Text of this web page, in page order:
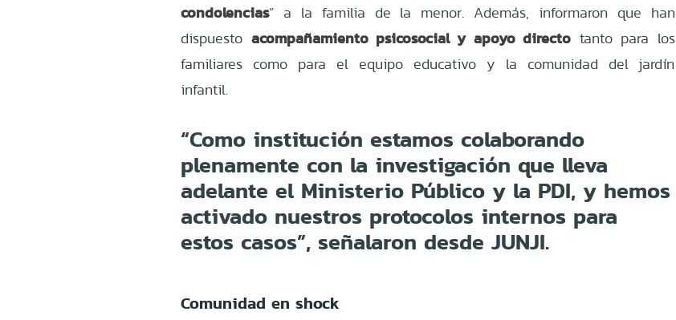
condolencias” a la familia de la menor. Además, informaron que han
dispuesto acompañamiento psicosocial y apoyo directo tanto para los
familiares como para el equipo educativo y la comunidad del jardín
infantil.
“Como institución estamos colaborando
plenamente con la investigación que lleva
adelante el Ministerio Público y la PDI, y hemos
activado nuestros protocolos internos para
estos casos”, señalaron desde JUNJI.
Comunidad en shock